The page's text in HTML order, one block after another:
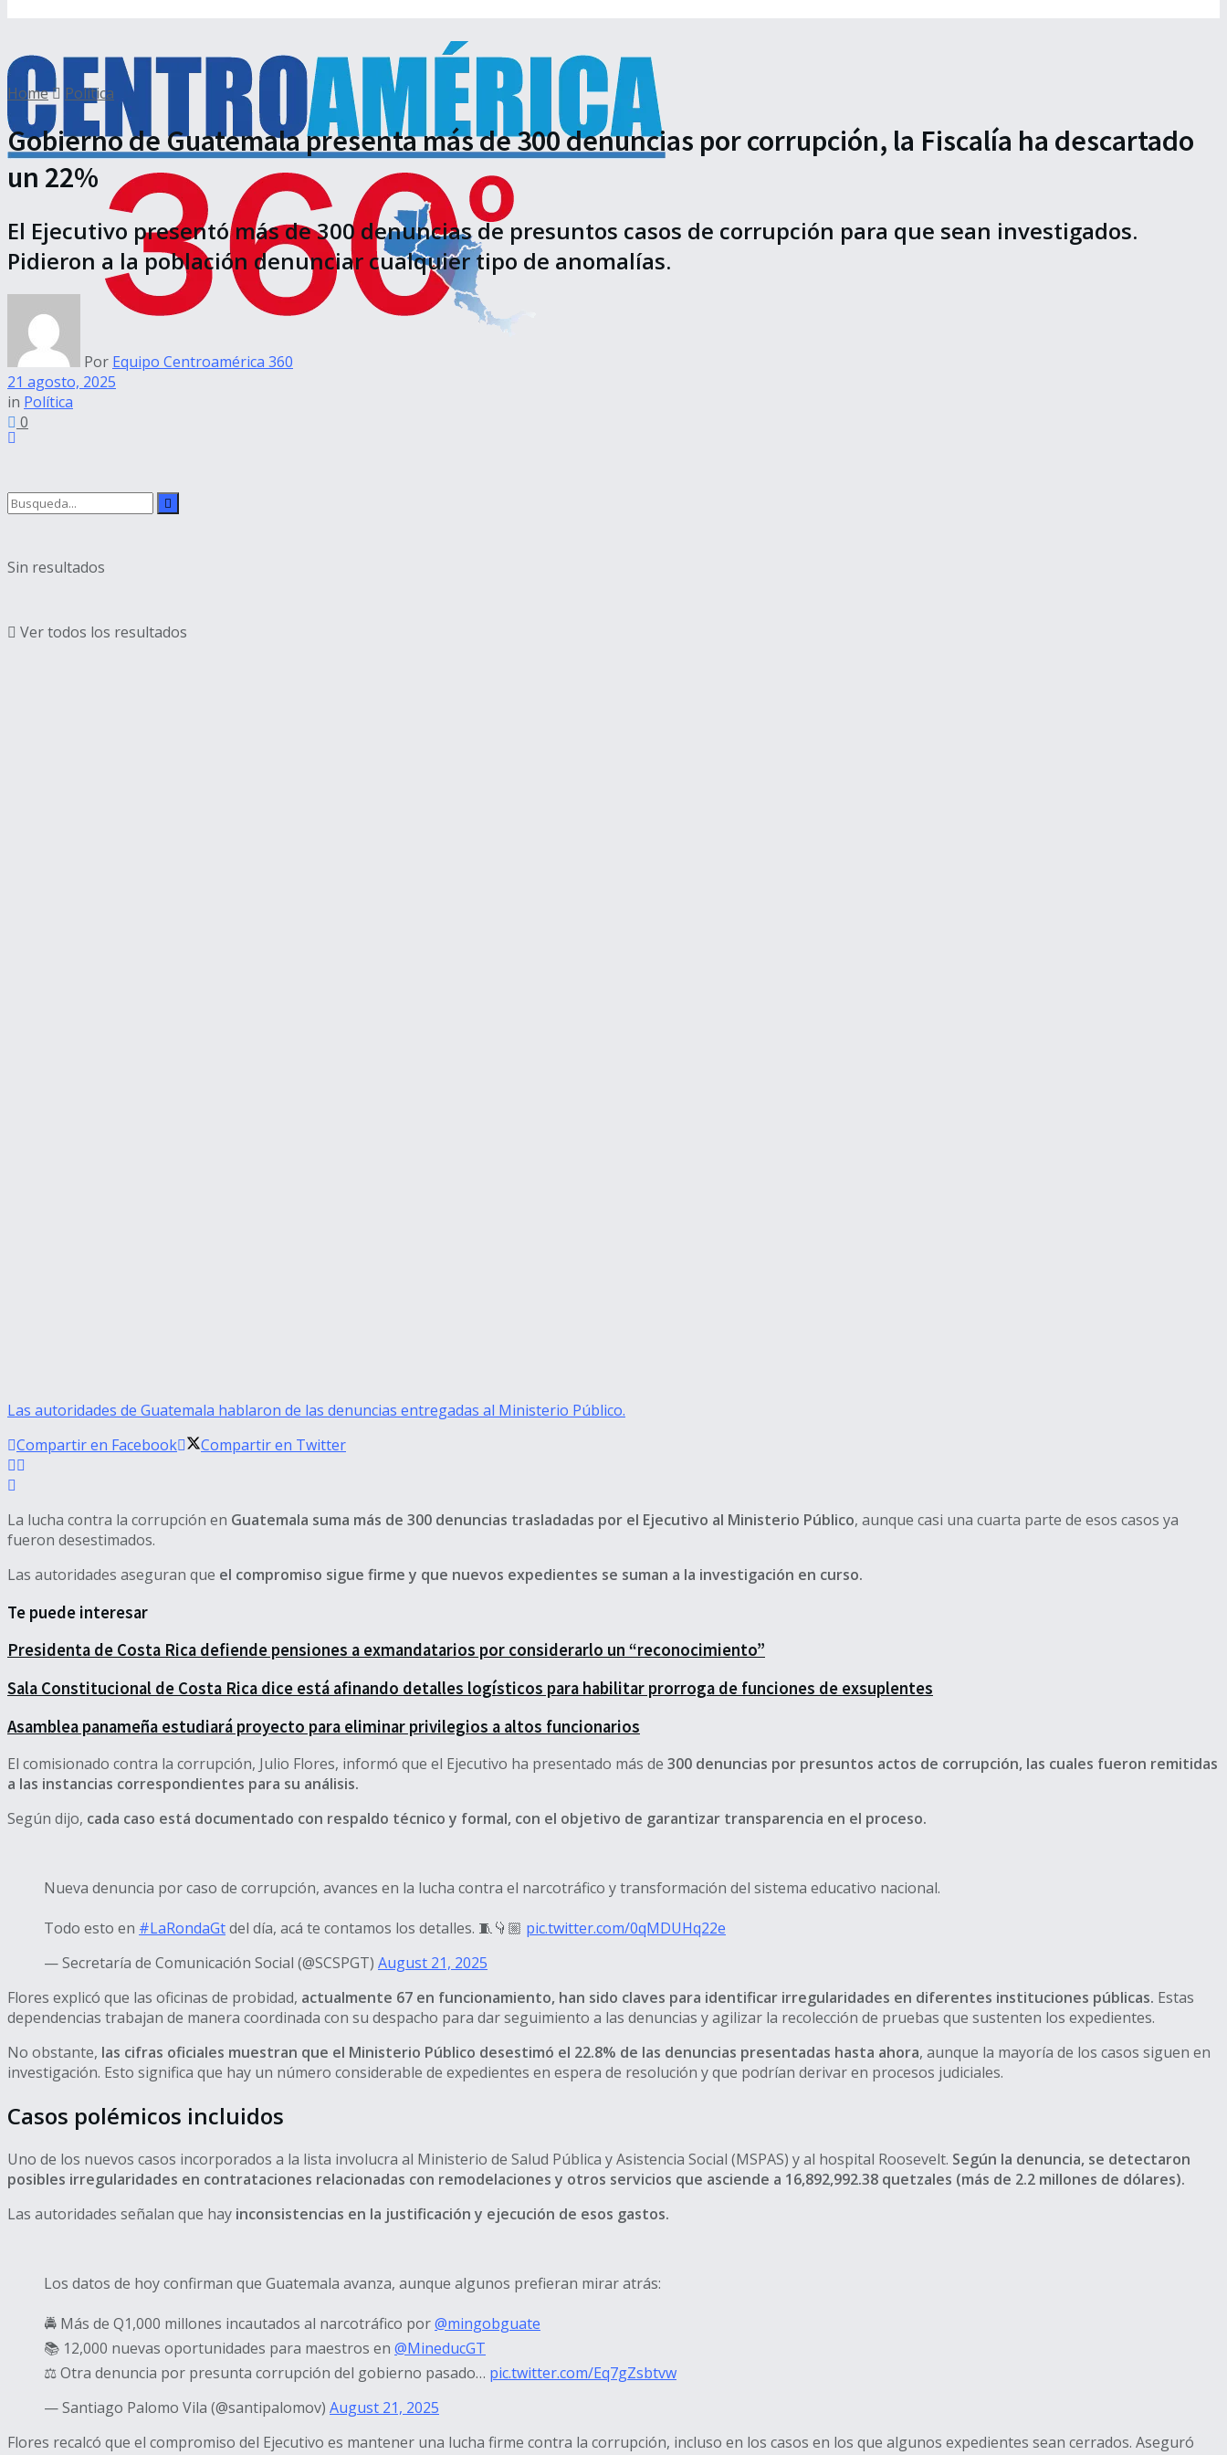
Sin resultados
Ver todos los resultados
Home Política
Gobierno de Guatemala presenta más de 300 denuncias por corrupción, la Fiscalía ha descartado
un 22%
El Ejecutivo presentó más de 300 denuncias de presuntos casos de corrupción para que sean investigados.
Pidieron a la población denunciar cualquier tipo de anomalías.
Por Equipo Centroamérica 360
21 agosto, 2025
in Política
0
Las autoridades de Guatemala hablaron de las denuncias entregadas al Ministerio Público.
Compartir en Facebook
Compartir en Twitter
La lucha contra la corrupción en Guatemala suma más de 300 denuncias trasladadas por el Ejecutivo al Ministerio Público, aunque casi una cuarta parte de esos casos ya
fueron desestimados.
Las autoridades aseguran que el compromiso sigue firme y que nuevos expedientes se suman a la investigación en curso.
Te puede interesar
Presidenta de Costa Rica defiende pensiones a exmandatarios por considerarlo un “reconocimiento”
Sala Constitucional de Costa Rica dice está afinando detalles logísticos para habilitar prorroga de funciones de exsuplentes
Asamblea panameña estudiará proyecto para eliminar privilegios a altos funcionarios
El comisionado contra la corrupción, Julio Flores, informó que el Ejecutivo ha presentado más de 300 denuncias por presuntos actos de corrupción, las cuales fueron remitidas
a las instancias correspondientes para su análisis.
Según dijo, cada caso está documentado con respaldo técnico y formal, con el objetivo de garantizar transparencia en el proceso.
Nueva denuncia por caso de corrupción, avances en la lucha contra el narcotráfico y transformación del sistema educativo nacional.
Todo esto en #LaRondaGtdel día, acá te contamos los detalles. 🧵👇🏼 pic.twitter.com/0qMDUHq22e
— Secretaría de Comunicación Social (@SCSPGT) August 21, 2025
Flores explicó que las oficinas de probidad, actualmente 67 en funcionamiento, han sido claves para identificar irregularidades en diferentes instituciones públicas. Estas
dependencias trabajan de manera coordinada con su despacho para dar seguimiento a las denuncias y agilizar la recolección de pruebas que sustenten los expedientes.
No obstante, las cifras oficiales muestran que el Ministerio Público desestimó el 22.8% de las denuncias presentadas hasta ahora, aunque la mayoría de los casos siguen en
investigación. Esto significa que hay un número considerable de expedientes en espera de resolución y que podrían derivar en procesos judiciales.
Casos polémicos incluidos
Uno de los nuevos casos incorporados a la lista involucra al Ministerio de Salud Pública y Asistencia Social (MSPAS) y al hospital Roosevelt. Según la denuncia, se detectaron
posibles irregularidades en contrataciones relacionadas con remodelaciones y otros servicios que asciende a 16,892,992.38 quetzales (más de 2.2 millones de dólares).
Las autoridades señalan que hay inconsistencias en la justificación y ejecución de esos gastos.
Los datos de hoy confirman que Guatemala avanza, aunque algunos prefieran mirar atrás:
🚔 Más de Q1,000 millones incautados al narcotráfico por@mingobguate
📚 12,000 nuevas oportunidades para maestros en @MineducGT
⚖️ Otra denuncia por presunta corrupción del gobierno pasado… pic.twitter.com/Eq7gZsbtvw
— Santiago Palomo Vila (@santipalomov) August 21, 2025
Flores recalcó que el compromiso del Ejecutivo es mantener una lucha firme contra la corrupción, incluso en los casos en los que algunos expedientes sean cerrados. Aseguró